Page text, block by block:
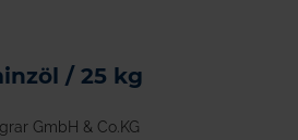
/ 25 kg
GmbH & Co.KG